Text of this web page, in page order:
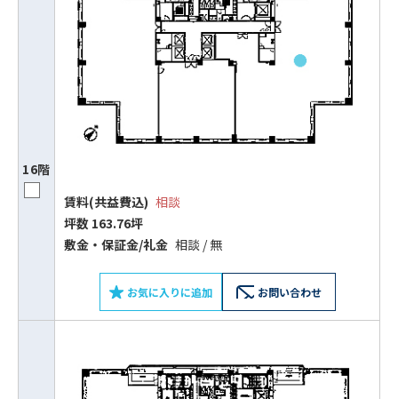
16階
賃料(共益費込) 相談
坪数 163.76坪
敷⾦‧保証⾦/礼⾦ 相談 / 無
お気に入りに追加 お問い合わせ